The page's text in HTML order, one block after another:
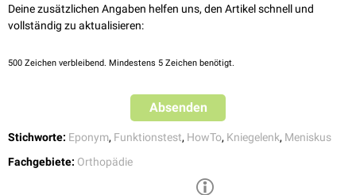
Deine zusätzlichen Angaben helfen uns, den Artikel schnell und
vollständig zu aktualisieren:
500 Zeichen verbleibend. Mindestens 5 Zeichen benötigt.
Absenden
Stichworte: Eponym, Funktionstest, HowTo, Kniegelenk, Meniskus
Fachgebiete: Orthopädie